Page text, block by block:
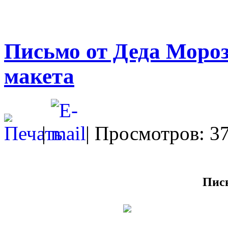
Письмо от Деда
макета
| | Просмотров: